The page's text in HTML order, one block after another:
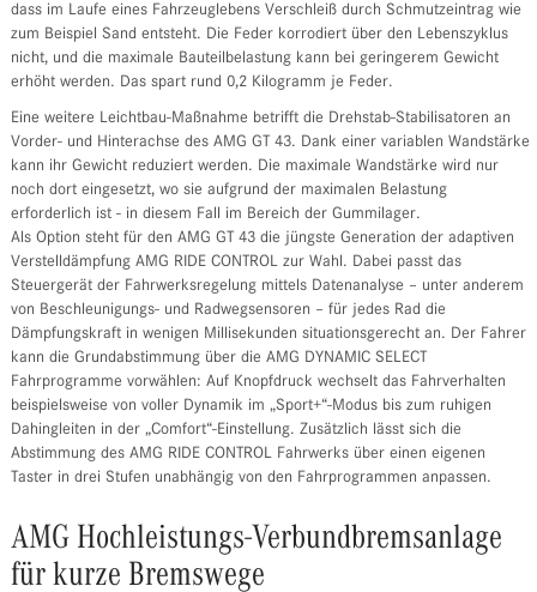
dass im Laufe eines Fahrzeuglebens Verschleiß durch Schmutzeintrag wie
zum Beispiel Sand entsteht. Die Feder korrodiert über den Lebenszyklus
nicht, und die maximale Bauteilbelastung kann bei geringerem Gewicht
erhöht werden. Das spart rund 0,2 Kilogramm je Feder.
Eine weitere Leichtbau-Maßnahme betrifft die Drehstab-Stabilisatoren an
Vorder- und Hinterachse des AMG GT 43. Dank einer variablen Wandstärke
kann ihr Gewicht reduziert werden. Die maximale Wandstärke wird nur
noch dort eingesetzt, wo sie aufgrund der maximalen Belastung
erforderlich ist - in diesem Fall im Bereich der Gummilager.
Als Option steht für den AMG GT 43 die jüngste Generation der adaptiven
Verstelldämpfung AMG RIDE CONTROL zur Wahl. Dabei passt das
Steuergerät der Fahrwerksregelung mittels Datenanalyse – unter anderem
von Beschleunigungs- und Radwegsensoren – für jedes Rad die
Dämpfungskraft in wenigen Millisekunden situationsgerecht an. Der Fahrer
kann die Grundabstimmung über die AMG DYNAMIC SELECT
Fahrprogramme vorwählen: Auf Knopfdruck wechselt das Fahrverhalten
beispielsweise von voller Dynamik im „Sport+“-Modus bis zum ruhigen
Dahingleiten in der „Comfort“-Einstellung. Zusätzlich lässt sich die
Abstimmung des AMG RIDE CONTROL Fahrwerks über einen eigenen
Taster in drei Stufen unabhängig von den Fahrprogrammen anpassen.
AMG Hochleistungs-Verbundbremsanlage
für kurze Bremswege